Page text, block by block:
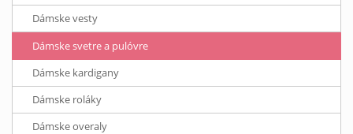
Dámske vesty
Dámske svetre a pulóvre
Dámske kardigany
Dámske roláky
Dámske overaly